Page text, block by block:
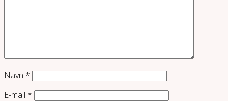
Navn *
E-mail *